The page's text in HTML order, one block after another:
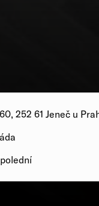
252 61 Jeneč u